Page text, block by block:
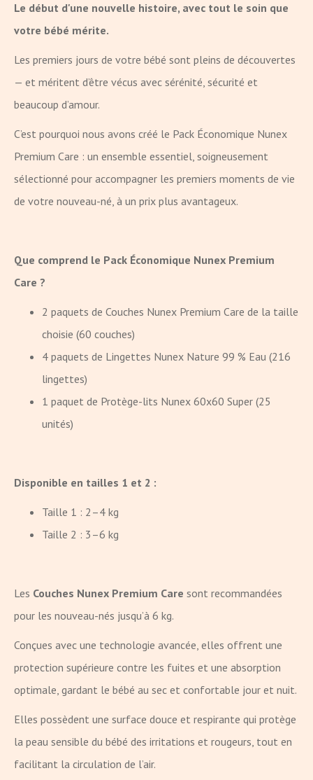
Le début d'une nouvelle histoire, avec tout le soin que
votre bébé mérite.
Les premiers jours de votre bébé sont pleins de découvertes
— et méritent d’être vécus avec sérénité, sécurité et
beaucoup d’amour.
C’est pourquoi nous avons créé le Pack Économique Nunex
Premium Care : un ensemble essentiel, soigneusement
sélectionné pour accompagner les premiers moments de vie
de votre nouveau-né, à un prix plus avantageux.
Que comprend le Pack Économique Nunex Premium
Care ?
2 paquets de Couches Nunex Premium Care de la taille
choisie (60 couches)
4 paquets de Lingettes Nunex Nature 99 % Eau (216
lingettes)
1 paquet de Protège-lits Nunex 60x60 Super (25
unités)
Disponible en tailles 1 et 2 :
Taille 1 : 2–4 kg
Taille 2 : 3–6 kg
Les Couches Nunex Premium Care sont recommandées
pour les nouveau-nés jusqu’à 6 kg.
Conçues avec une technologie avancée, elles offrent une
protection supérieure contre les fuites et une absorption
optimale, gardant le bébé au sec et confortable jour et nuit.
Elles possèdent une surface douce et respirante qui protège
la peau sensible du bébé des irritations et rougeurs, tout en
facilitant la circulation de l’air.